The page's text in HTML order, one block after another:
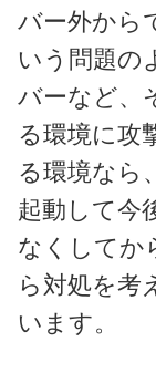
バー外から
いう問題の
バーなど、
る環境に攻
る環境なら
起動して今
なくしてか
ら対処を考
います。